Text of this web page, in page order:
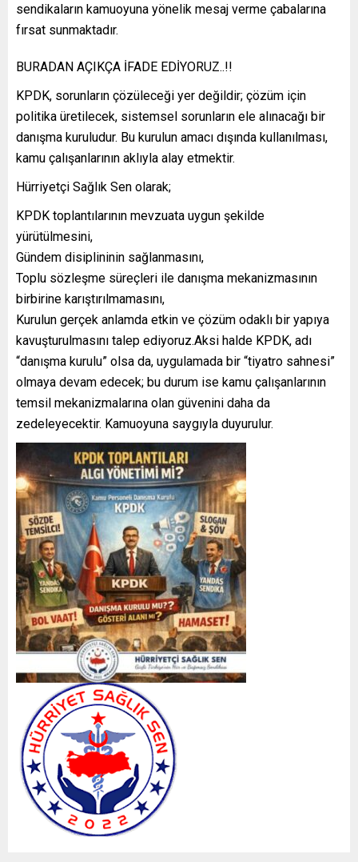
sendikaların kamuoyuna yönelik mesaj verme çabalarına
fırsat sunmaktadır.
BURADAN AÇIKÇA İFADE EDİYORUZ..!!
KPDK, sorunların çözüleceği yer değildir; çözüm için
politika üretilecek, sistemsel sorunların ele alınacağı bir
danışma kuruludur. Bu kurulun amacı dışında kullanılması,
kamu çalışanlarının aklıyla alay etmektir.
Hürriyetçi Sağlık Sen olarak;
KPDK toplantılarının mevzuata uygun şekilde
yürütülmesini,
Gündem disiplininin sağlanmasını,
Toplu sözleşme süreçleri ile danışma mekanizmasının
birbirine karıştırılmamasını,
Kurulun gerçek anlamda etkin ve çözüm odaklı bir yapıya
kavuşturulmasını talep ediyoruz.Aksi halde KPDK, adı
“danışma kurulu” olsa da, uygulamada bir “tiyatro sahnesi”
olmaya devam edecek; bu durum ise kamu çalışanlarının
temsil mekanizmalarına olan güvenini daha da
zedeleyecektir. Kamuoyuna saygıyla duyurulur.